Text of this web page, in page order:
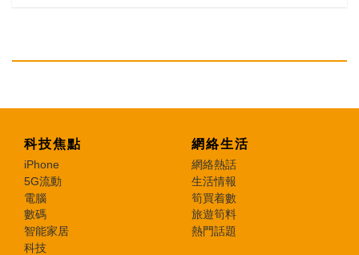
科技焦點
iPhone
5G流動
電腦
數碼
智能家居
科技
網絡生活
網絡熱話
生活情報
筍買着數
旅遊筍料
熱門話題